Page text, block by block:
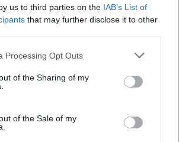
us to third parties on the IAB’s List of
that may further disclose it to other
Processing Opt Outs
of the Sharing of my
of the Sale of my